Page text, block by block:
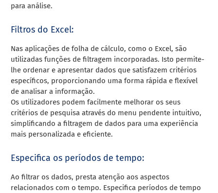
para análise.
Filtros do Excel:
Nas aplicações de folha de cálculo, como o Excel, são
utilizadas funções de filtragem incorporadas. Isto permite-
lhe ordenar e apresentar dados que satisfazem critérios
específicos, proporcionando uma forma rápida e flexível
de analisar a informação.
Os utilizadores podem facilmente melhorar os seus
critérios de pesquisa através do menu pendente intuitivo,
simplificando a filtragem de dados para uma experiência
mais personalizada e eficiente.
Especifica os períodos de tempo:
Ao filtrar os dados, presta atenção aos aspectos
relacionados com o tempo. Especifica períodos de tempo